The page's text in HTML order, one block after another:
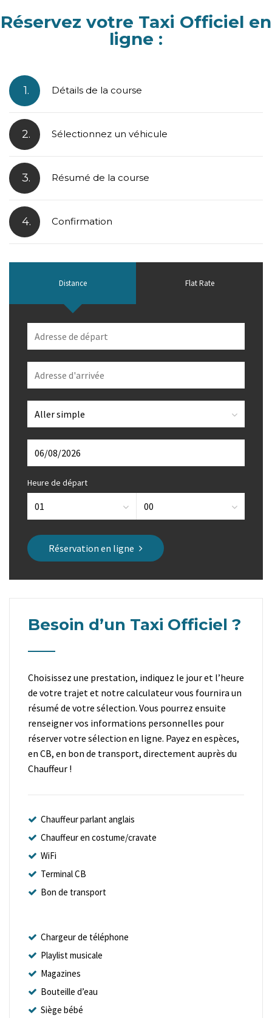
Réservez votre Taxi Officiel en
ligne :
1. Détails de la course
2. Sélectionnez un véhicule
3. Résumé de la course
4. Confirmation
Distance Flat Rate
Heure de départ
Réservation en ligne
Besoin d’un Taxi Officiel ?
Choisissez une prestation, indiquez le jour et l’heure
de votre trajet et notre calculateur vous fournira un
résumé de votre sélection. Vous pourrez ensuite
renseigner vos informations personnelles pour
réserver votre sélection en ligne. Payez en espèces,
en CB, en bon de transport, directement auprès du
Chauffeur !
Chauffeur parlant anglais
Chauffeur en costume/cravate
WiFi
Terminal CB
Bon de transport
Chargeur de téléphone
Playlist musicale
Magazines
Bouteille d’eau
Siège bébé